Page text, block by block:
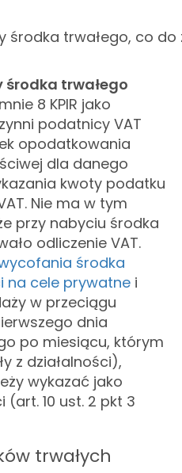
środka trwałego, co
środka trwałego
8 KPIR jako
podatnicy VAT
opodatkowania
dla danego
kwoty podatku
Nie ma w tym
przy nabyciu środka
odliczenie VAT.
środka
na cele prywatne i
w przeciągu
dnia
po miesiącu, którym
z działalności),
wykazać jako
(art. 10 ust. 2 pkt 3
trwałych